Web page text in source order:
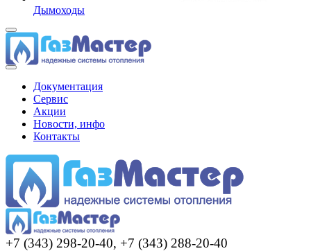
Дымоходы
Документация
Сервис
Акции
Новости, инфо
Контакты
+7 (343) 298-20-40, +7 (343) 288-20-40